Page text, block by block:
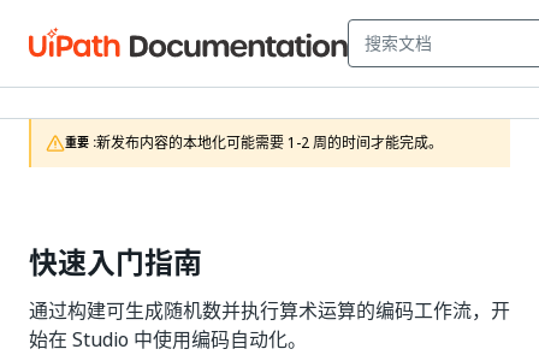
重要 :新发布内容的本地化可能需要 1-2 周的时间才能完成。
快速入门指南
通过构建可生成随机数并执行算术运算的编码工作流，开
始在 Studio 中使用编码自动化。